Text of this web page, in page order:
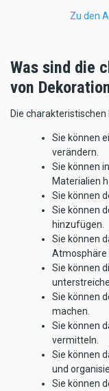
Zu den
Was sind die
von
Die
Sie können
verändern.
Sie können
Materialien
Sie können
Sie können
hinzufügen.
Sie können
Atmosphäre
Sie können
Sie können
machen.
Sie können
vermitteln.
Sie können
und
Sie können